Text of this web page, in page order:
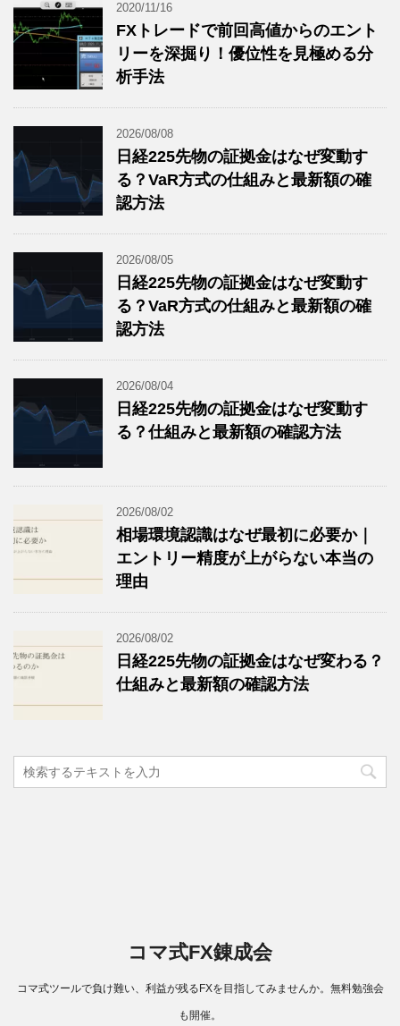
2020/11/16
FXトレードで前回高値からのエント
リーを深掘り！優位性を見極める分
析手法
2026/08/08
日経225先物の証拠金はなぜ変動す
る？VaR方式の仕組みと最新額の確
認方法
2026/08/05
日経225先物の証拠金はなぜ変動す
る？VaR方式の仕組みと最新額の確
認方法
2026/08/04
日経225先物の証拠金はなぜ変動す
る？仕組みと最新額の確認方法
2026/08/02
相場環境認識はなぜ最初に必要か｜
エントリー精度が上がらない本当の
理由
2026/08/02
日経225先物の証拠金はなぜ変わる？
仕組みと最新額の確認方法
コマ式FX錬成会
コマ式ツールで負け難い、利益が残るFXを目指してみませんか。無料勉強会
も開催。